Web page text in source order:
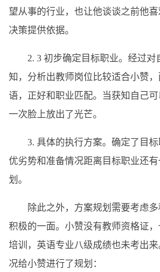
望从事的行业，也让他谈谈之前他
决策提供依据。
2. 3 初步确定目标职业。经过对
知，分析出教师岗位比较适合小赞
语，正好和职业匹配。当获知自己
一次脸上放出了光芒。
3. 具体的执行方案。确定了目
优劣势和准备情况距离目标职业还
划。
除此之外，方案规划需要考虑
积极的一面。小赞没有教师资格证
培训，英语专业八级成绩也未考出
况给小赞进行了规划：